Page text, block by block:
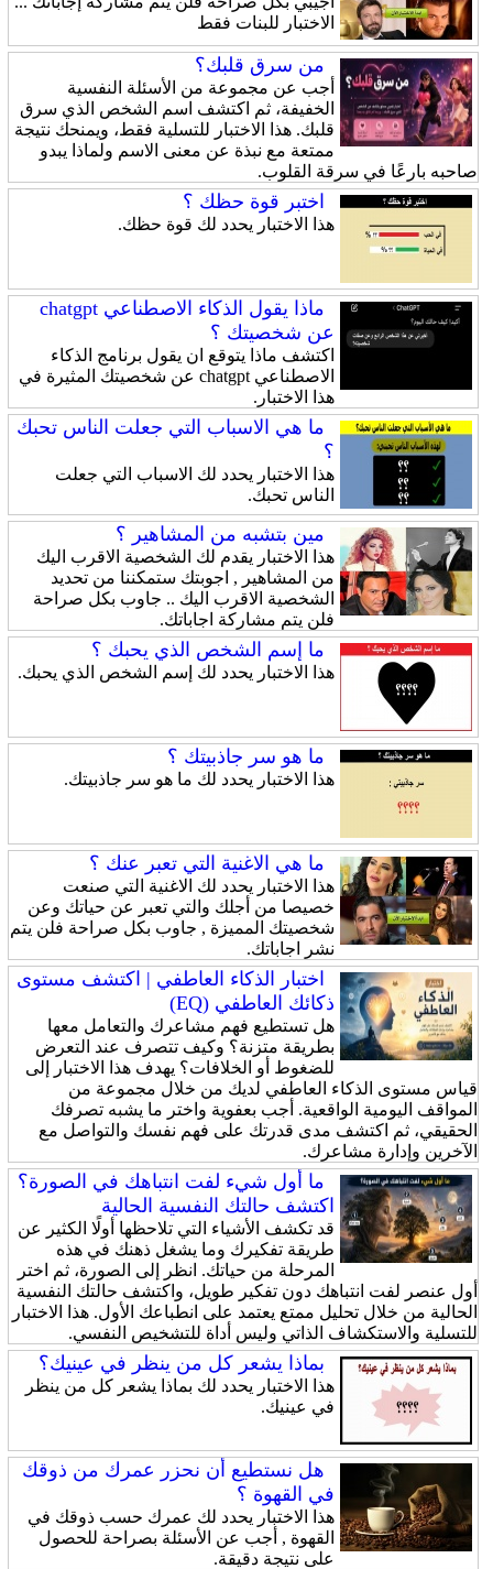
الاختبار للبنات فقط
من سرق قلبك؟
أجب عن مجموعة من الأسئلة النفسية
الخفيفة، ثم اكتشف اسم الشخص الذي سرق
قلبك. هذا الاختبار للتسلية فقط، ويمنحك نتيجة
ممتعة مع نبذة عن معنى الاسم ولماذا يبدو
صاحبه بارعًا في سرقة القلوب.
اختبر قوة حظك ؟
هذا الاختبار يحدد لك قوة حظك.
ماذا يقول الذكاء الاصطناعي chatgpt
عن شخصيتك ؟
اكتشف ماذا يتوقع ان يقول برنامج الذكاء
الاصطناعي chatgpt عن شخصيتك المثيرة في
هذا الاختبار.
ما هي الاسباب التي جعلت الناس تحبك
؟
هذا الاختبار يحدد لك الاسباب التي جعلت
الناس تحبك.
مين بتشبه من المشاهير ؟
هذا الاختبار يقدم لك الشخصية الاقرب اليك
من المشاهير , اجوبتك ستمكننا من تحديد
الشخصية الاقرب اليك .. جاوب بكل صراحة
فلن يتم مشاركة اجاباتك.
ما إسم الشخص الذي يحبك ؟
هذا الاختبار يحدد لك إسم الشخص الذي يحبك.
ما هو سر جاذبيتك ؟
هذا الاختبار يحدد لك ما هو سر جاذبيتك.
ما هي الاغنية التي تعبر عنك ؟
هذا الاختبار يحدد لك الاغنية التي صنعت
خصيصا من أجلك والتي تعبر عن حياتك وعن
شخصيتك المميزة , جاوب بكل صراحة فلن يتم
نشر اجاباتك.
اختبار الذكاء العاطفي | اكتشف مستوى
ذكائك العاطفي (EQ)
هل تستطيع فهم مشاعرك والتعامل معها
بطريقة متزنة؟ وكيف تتصرف عند التعرض
للضغوط أو الخلافات؟ يهدف هذا الاختبار إلى
قياس مستوى الذكاء العاطفي لديك من خلال مجموعة من
المواقف اليومية الواقعية. أجب بعفوية واختر ما يشبه تصرفك
الحقيقي، ثم اكتشف مدى قدرتك على فهم نفسك والتواصل مع
الآخرين وإدارة مشاعرك.
ما أول شيء لفت انتباهك في الصورة؟
اكتشف حالتك النفسية الحالية
قد تكشف الأشياء التي تلاحظها أولًا الكثير عن
طريقة تفكيرك وما يشغل ذهنك في هذه
المرحلة من حياتك. انظر إلى الصورة، ثم اختر
أول عنصر لفت انتباهك دون تفكير طويل، واكتشف حالتك النفسية
الحالية من خلال تحليل ممتع يعتمد على انطباعك الأول. هذا الاختبار
للتسلية والاستكشاف الذاتي وليس أداة للتشخيص النفسي.
بماذا يشعر كل من ينظر في عينيك؟
هذا الاختبار يحدد لك بماذا يشعر كل من ينظر
في عينيك.
هل نستطيع أن نحزر عمرك من ذوقك
في القهوة ؟
هذا الاختبار يحدد لك عمرك حسب ذوقك في
القهوة , أجب عن الأسئلة بصراحة للحصول
على نتيجة دقيقة.